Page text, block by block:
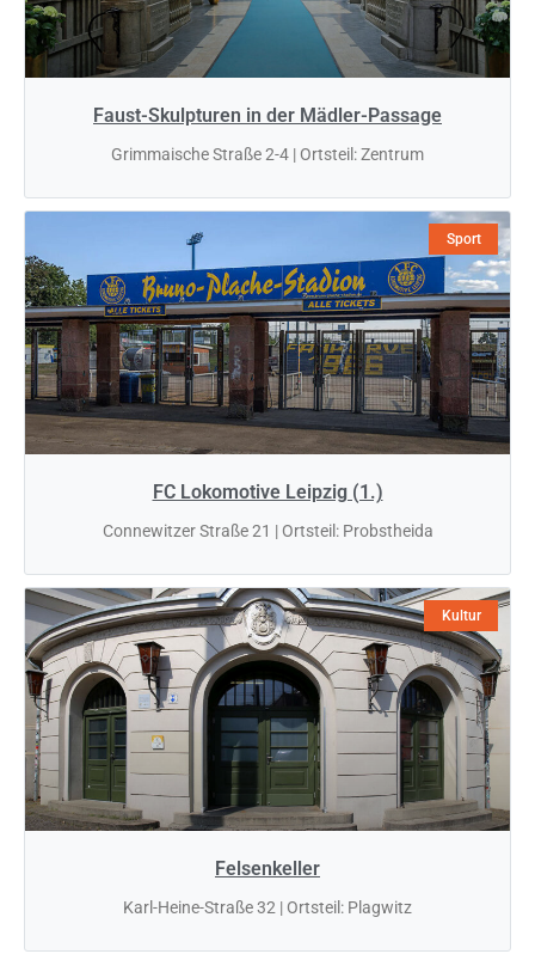
Faust-Skulpturen in der Mädler-Passage
Grimmaische Straße 2-4 | Ortsteil: Zentrum
Sport
FC Lokomotive Leipzig (1.)
Connewitzer Straße 21 | Ortsteil: Probstheida
Kultur
Felsenkeller
Karl-Heine-Straße 32 | Ortsteil: Plagwitz